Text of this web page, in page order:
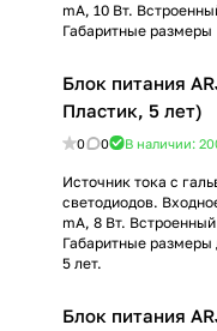
mА, 10 Вт.
Габаритные
Блок питания
Пластик, 5 лет)
0 0 В наличии:
Источник тока с
светодиодов.
mА, 8 Вт.
Габаритные
5 лет.
Блок питания